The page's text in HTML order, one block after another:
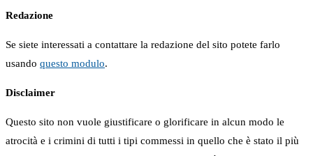
Redazione
Se siete interessati a contattare la redazione del sito potete farlo
usando questo modulo.
Disclaimer
Questo sito non vuole giustificare o glorificare in alcun modo le
atrocità e i crimini di tutti i tipi commessi in quello che è stato il più